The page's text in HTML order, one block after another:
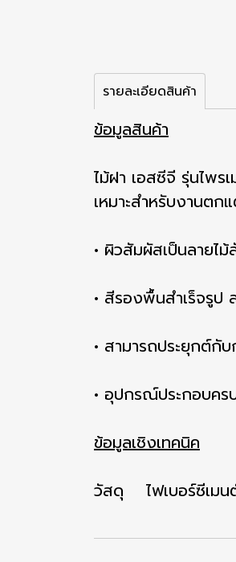
รายละเอียดสินค้า
ข้อมูลสินค้า
ไม้ฝา เอสซีจี รุ่นไพ
เหมาะสำหรับงานต
• ผิวสัมผัสเป็นลายไ
• สีรองพื้นสำเร็จรูป
• สามารถประยุกต์กั
• อุปกรณ์ประกอบค
ข้อมูลเชิงเทคนิค
วัสดุ ไฟเบอร์ซีเมน